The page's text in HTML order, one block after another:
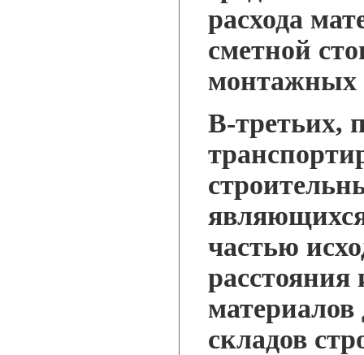
расхода
сметной
монтажных
В-третьих,
частью
расстояния
складов